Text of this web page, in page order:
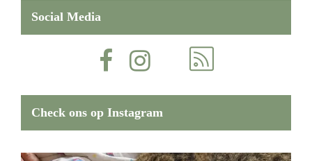
Social Media
Check ons op Instagram